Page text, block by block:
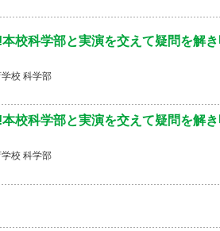
校科学部と実演を交えて疑問を解
校 科学部
校科学部と実演を交えて疑問を解
校 科学部